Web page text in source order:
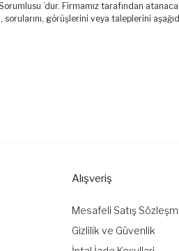
’dur. Firmamız tarafından
görüşlerini veya taleplerini
Alışveriş
Mesafeli Satış
Gizlilik ve Güvenlik